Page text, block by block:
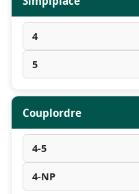
4
5
Couplordre
4-5
4-NP